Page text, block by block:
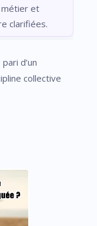
métier et
clarifiées.
d’un
collective